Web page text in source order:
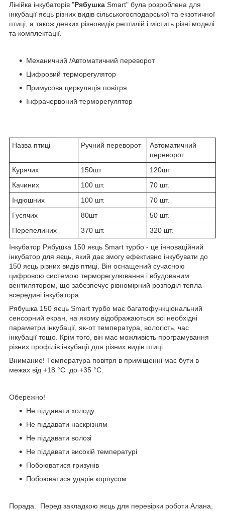
Лінійка інкубаторів "Рябушка Smart" була розроблена для
інкубації яєць різних видів сільськогосподарської та екзотичної
птиці, а також деяких різновидів рептилій і містить різні моделі
та комплектації.
Механичний /Автоматичний переворот
Цифровий терморегулятор
Примусова циркуляція повітря
Інфрачервоний терморегулятор
Назва птиці Ручний переворот
Автоматичний
переворот
Курячих
150шт
120шт
Качиних
100 шт.
70 шт.
Індюшних
100 шт.
70 шт.
Гусячих
80шт
50 шт.
Перепелиних
370 шт. 320 шт.
Інкубатор Рябушка 150 яєць Smart турбо - це інноваційний
інкубатор для яєць, який дає змогу ефективно інкубувати до
150 яєць різних видів птиці. Він оснащений сучасною
цифровою системою терморегулювання і вбудованим
вентилятором, що забезпечує рівномірний розподіл тепла
всередині інкубатора.
Рябушка 150 яєць Smart турбо має багатофункціональний
сенсорний екран, на якому відображаються всі необхідні
параметри інкубації, як-от температура, вологість, час
інкубації тощо. Крім того, він має можливість програмування
різних профілів інкубації для різних видів птиці.
Внимание! Температура повітря в приміщенні має бути в
межах від +18 °C до +35 °C.
Обережно!
Не піддавати холоду
Не піддавати наскрізням
Не піддавати волозі
Не піддавати високій температурі
Побоюватися гризунів
Побоюватися ударів корпусом.
Порада. Перед закладкою яєць для перевірки роботи Алана,